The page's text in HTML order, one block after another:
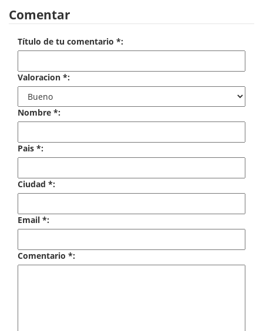
Economía
Enciclopedias
Ensayo literario
Filosofía
Guerra Civil Española
Historia
Infantil y juvenil
Comentar
Título de tu comentario *:
Valoracion *:
Nombre *:
Pais *:
Ciudad *:
Email *:
Comentario *: